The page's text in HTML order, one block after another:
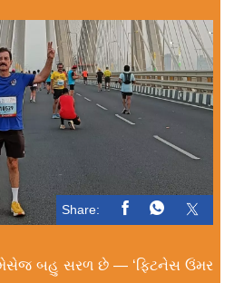
Share:
બહુ સરળ છે — ‘ફિટનેસ ઉંમર